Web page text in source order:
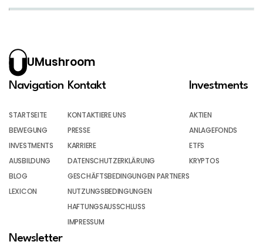
UMushroom
Navigation
STARTSEITE
BEWEGUNG
INVESTMENTS
AUSBILDUNG
BLOG
LEXICON
Kontakt
KONTAKTIERE UNS
PRESSE
KARRIERE
DATENSCHUTZERKLÄRUNG
GESCHÄFTSBEDINGUNGEN PARTNERS
NUTZUNGSBEDINGUNGEN
HAFTUNGSAUSSCHLUSS
IMPRESSUM
Investments
AKTIEN
ANLAGEFONDS
ETFS
KRYPTOS
Newsletter